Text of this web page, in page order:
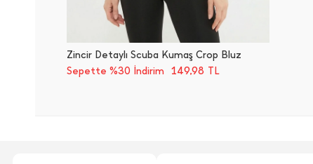
Zincir Detaylı Scuba Kumaş Crop Bluz
Sepette %30 İndirim
149,98 TL